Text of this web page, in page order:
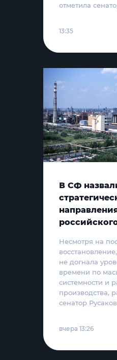
отметила
13:35
В СФ
Несмотря на
не догнала
времени по
системности и
производства,
сенатор Русаков
вчера 13:26